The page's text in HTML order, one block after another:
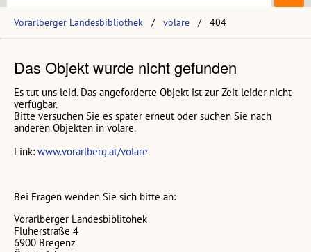
Vorarlberger Landesbibliothek volare 404
Das Objekt wurde nicht gefunden
Es tut uns leid. Das angeforderte Objekt ist zur Zeit leider nicht
verfügbar.
Bitte versuchen Sie es später erneut oder suchen Sie nach
anderen Objekten in volare.
Link: www.vorarlberg.at/volare
Bei Fragen wenden Sie sich bitte an:
Vorarlberger Landesbiblitohek
Fluherstraße 4
6900 Bregenz